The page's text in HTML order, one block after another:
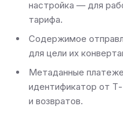
настройка — для
тарифа.
Содержимое
для цели их
Метаданные
идентификатор от
и возвратов.